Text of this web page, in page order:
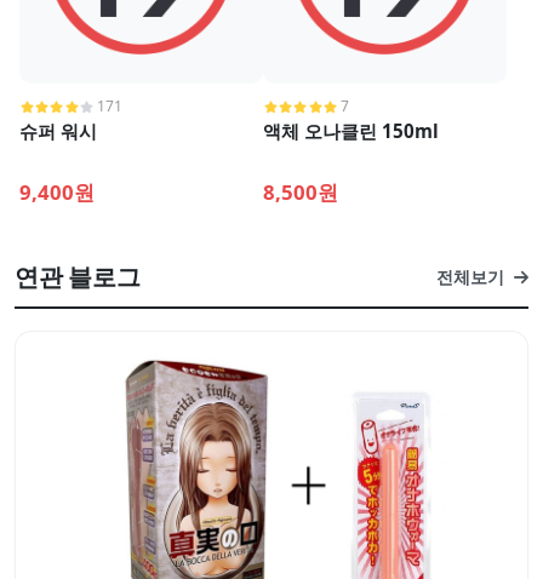
171
슈퍼 워시
9,400원
7
액체 오나클린 150ml
8,500원
연관 블로그 전체보기